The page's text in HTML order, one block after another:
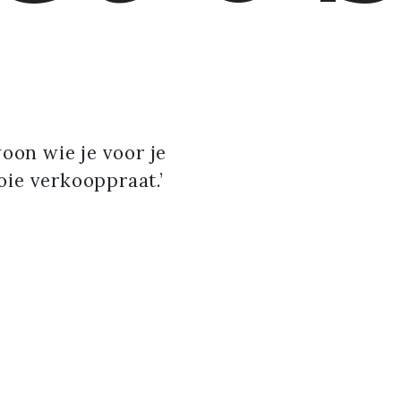
wie je voor je
verkooppraat.’